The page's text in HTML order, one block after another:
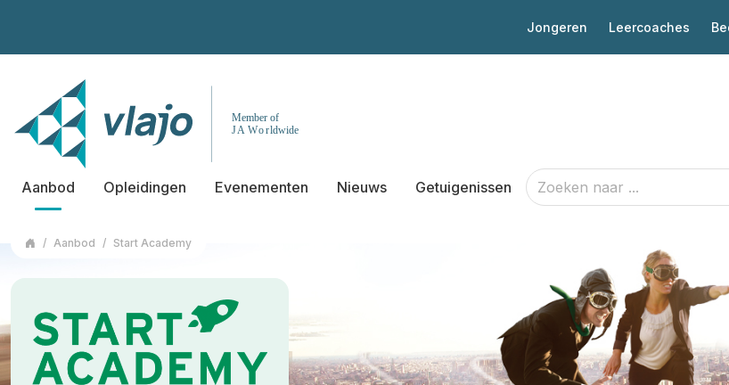
Jongeren Leercoaches
Aanbod Opleidingen Evenementen Nieuws Getuigenissen
Aanbod Start Academy